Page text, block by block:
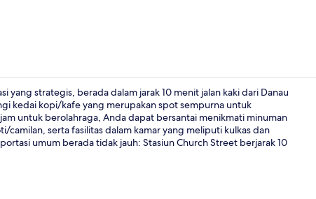
Lobi
yang strategis, berada dalam jarak 10 menit jalan kaki dari Danau
kedai kopi/kafe yang merupakan spot sempurna untuk
untuk berolahraga, Anda dapat bersantai menikmati minuman
serta fasilitas dalam kamar yang meliputi kulkas dan
umum berada tidak jauh: Stasiun Church Street berjarak 10